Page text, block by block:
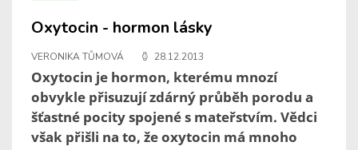
Oxytocin - hormon lásky
VERONIKA TŮMOVÁ 28.12.2013
Oxytocin je hormon, kterému mnozí
obvykle přisuzují zdárný průběh porodu a
šťastné pocity spojené s mateřstvím. Vědci
však přišli na to, že oxytocin má mnoho